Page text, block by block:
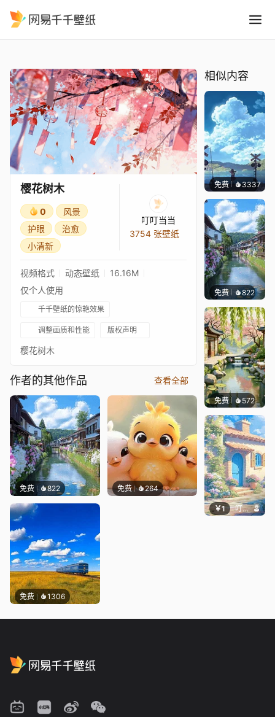
樱花树木
0
风景
护眼
治愈
小清新
叮叮当当
3754 张壁纸
视频格式 动态壁纸
16.16M
仅个人使用
千千壁纸的惊艳效果
调整画质和性能 版权声明
樱花树木
作者的其他作品 查看全部
免费 822 免费 264
免费 1306
相似内容
免费 3337星梦
免费 822叮叮
免费 572渔小小
￥1 叮叮当当